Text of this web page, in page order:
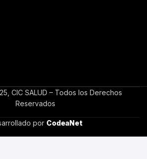
CIC SALUD – Todos los Derechos
Reservados
por CodeaNet